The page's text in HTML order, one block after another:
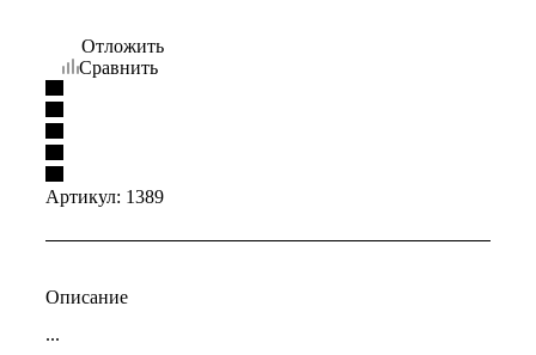
Отложить
Сравнить
Артикул: 1389
Описание
...